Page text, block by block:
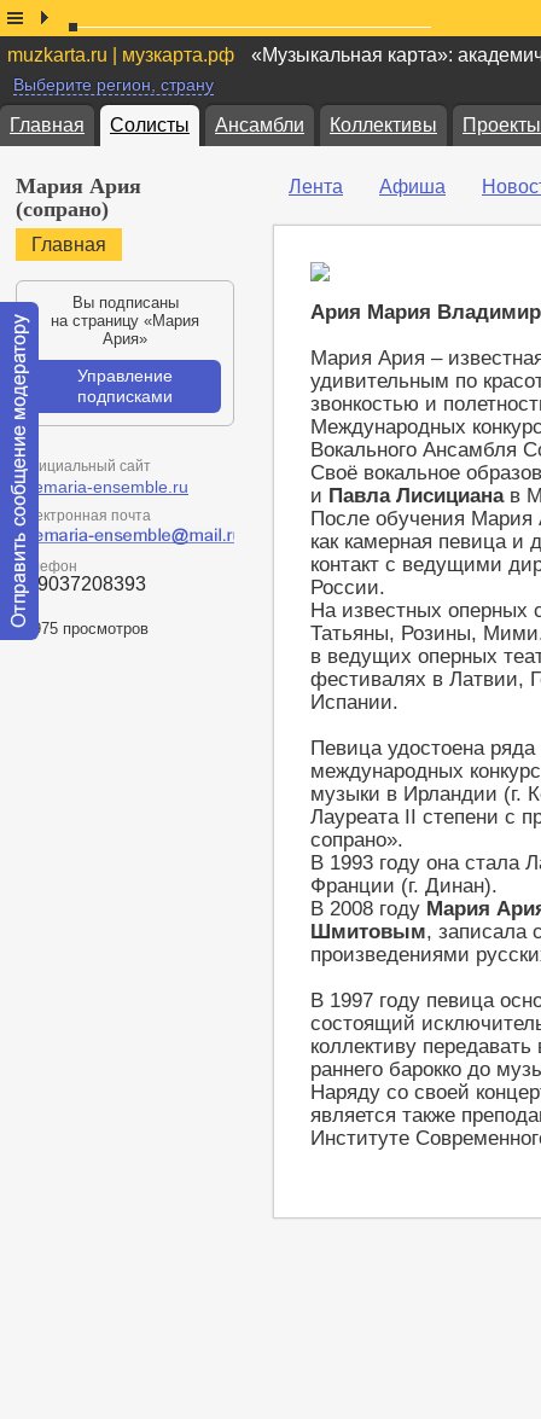
muzkarta.ru | музкарта.рф «Музыкальная карта»:
Выберите регион, страну
Главная Солисты Ансамбли Коллективы Проекты
Мария Ария
(сопрано)
Главная
Вы подписаны
на страницу «Мария
Ария»
Управление
подписками
Официальный сайт
avemaria-ensemble.ru
Электронная почта
Телефон
+79037208393
41975 просмотров
Лента Афиша
Ария Мария
Мария Ария –
удивительным по
звонкостью и
Международных
Вокального Ансамбля
Своё вокальное
и Павла Лисицианав
После обучения Мария
как камерная певица и
контакт с ведущими
России.
На известных оперных
Татьяны, Розины,
в ведущих оперных
фестивалях в Латвии,
Испании.
Певица удостоена
международных
музыки в Ирландии (г.
Лауреата II степени с
сопрано».
В 1993 году она стала
Франции (г. Динан).
В 2008 году Мария
Шмитовым, записала
произведениями
В 1997 году певица
состоящий
коллективу
раннего барокко до
Наряду со своей
является также
Институте